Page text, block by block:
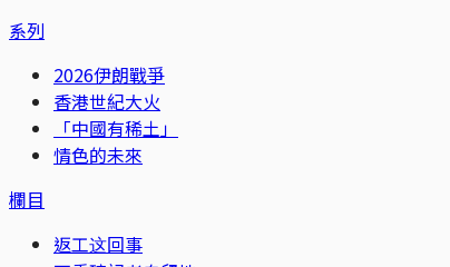
系列
2026伊朗戰爭
香港世紀大火
「中國有稀土」
情色的未來
欄目
返工这回事